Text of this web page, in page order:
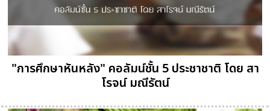
"การศึกษาหันหลัง" คอลัมน์ชั้น 5 ประชาชาติ โดย สา
โรจน์ มณีรัตน์